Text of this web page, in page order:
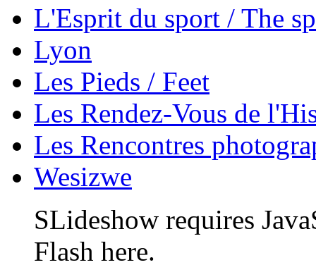
L'Esprit du sport / The
Lyon
Les Pieds / Feet
Les Rendez-Vous de
Les Rencontres
Wesizwe
SLideshow requires
Flash here.